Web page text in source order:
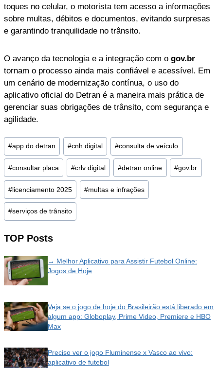
toques no celular, o motorista tem acesso a informações
sobre multas, débitos e documentos, evitando surpresas
e garantindo tranquilidade no trânsito.
O avanço da tecnologia e a integração com o gov.br
tornam o processo ainda mais confiável e acessível. Em
um cenário de modernização contínua, o uso do
aplicativo oficial do Detran é a maneira mais prática de
gerenciar suas obrigações de trânsito, com segurança e
agilidade.
Post
Tags:
#app do detran #cnh digital #consulta de veículo
#consultar placa #crlv digital #detran online #gov.br
#licenciamento 2025 #multas e infrações
#serviços de trânsito
TOP Posts
→ Melhor Aplicativo para Assistir Futebol Online:
Jogos de Hoje
Veja se o jogo de hoje do Brasileirão está liberado em
algum app: Globoplay, Prime Video, Premiere e HBO
Max
Preciso ver o jogo Fluminense x Vasco ao vivo:
aplicativo de futebol